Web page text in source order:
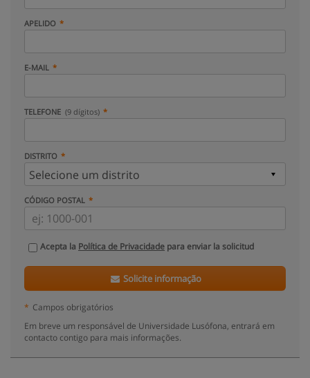
APELIDO
E-MAIL
TELEFONE (9 dígitos)
DISTRITO
CÓDIGO POSTAL
Acepta la Política de Privacidade para enviar la solicitud
Solicite informação
* Campos obrigatórios
Em breve um responsável de Universidade Lusófona, entrará em
contacto contigo para mais informações.